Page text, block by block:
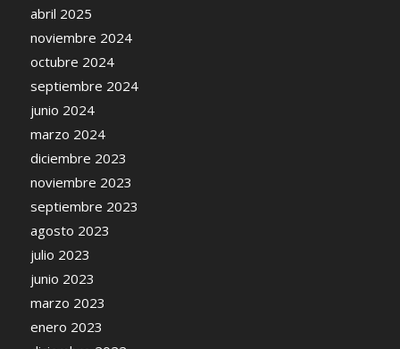
abril 2025
noviembre 2024
octubre 2024
septiembre 2024
junio 2024
marzo 2024
diciembre 2023
noviembre 2023
septiembre 2023
agosto 2023
julio 2023
junio 2023
marzo 2023
enero 2023